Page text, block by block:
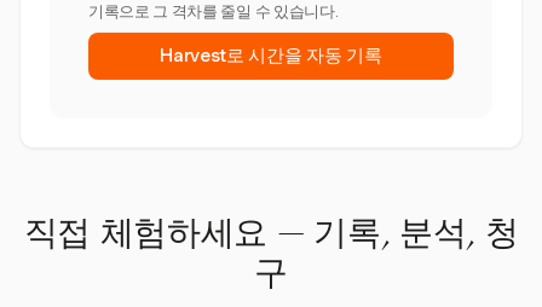
기록으로 그 격차를 줄일 수 있습니다.
Harvest로 시간을 자동 기록
직접 체험하세요 — 기록, 분석, 청
구